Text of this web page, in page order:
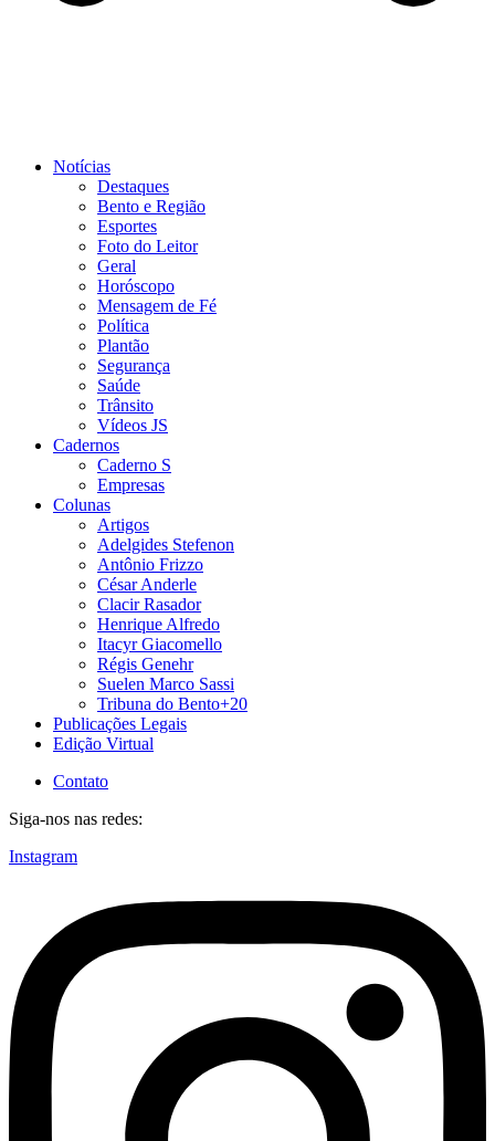
Notícias
Destaques
Bento e Região
Esportes
Foto do Leitor
Geral
Horóscopo
Mensagem de Fé
Política
Plantão
Segurança
Saúde
Trânsito
Vídeos JS
Cadernos
Caderno S
Empresas
Colunas
Artigos
Adelgides Stefenon
Antônio Frizzo
César Anderle
Clacir Rasador
Henrique Alfredo
Itacyr Giacomello
Régis Genehr
Suelen Marco Sassi
Tribuna do Bento+20
Publicações Legais
Edição Virtual
Contato
Siga-nos nas redes:
Instagram